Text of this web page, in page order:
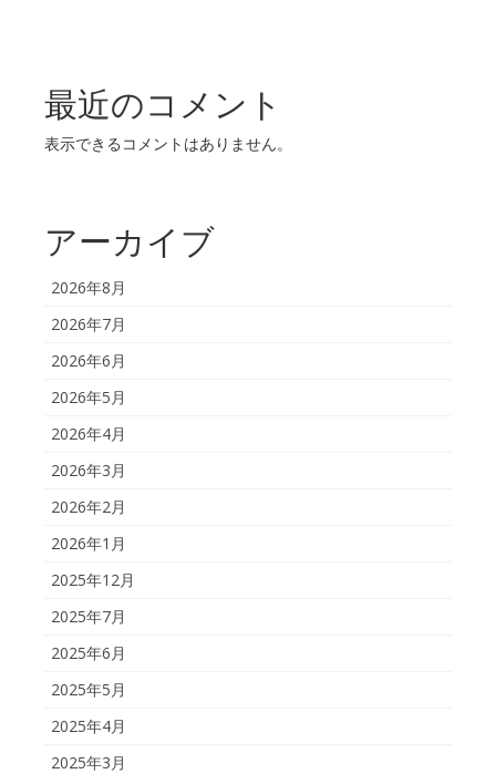
最近のコメント
表示できるコメントはありません。
アーカイブ
2026年8月
2026年7月
2026年6月
2026年5月
2026年4月
2026年3月
2026年2月
2026年1月
2025年12月
2025年7月
2025年6月
2025年5月
2025年4月
2025年3月